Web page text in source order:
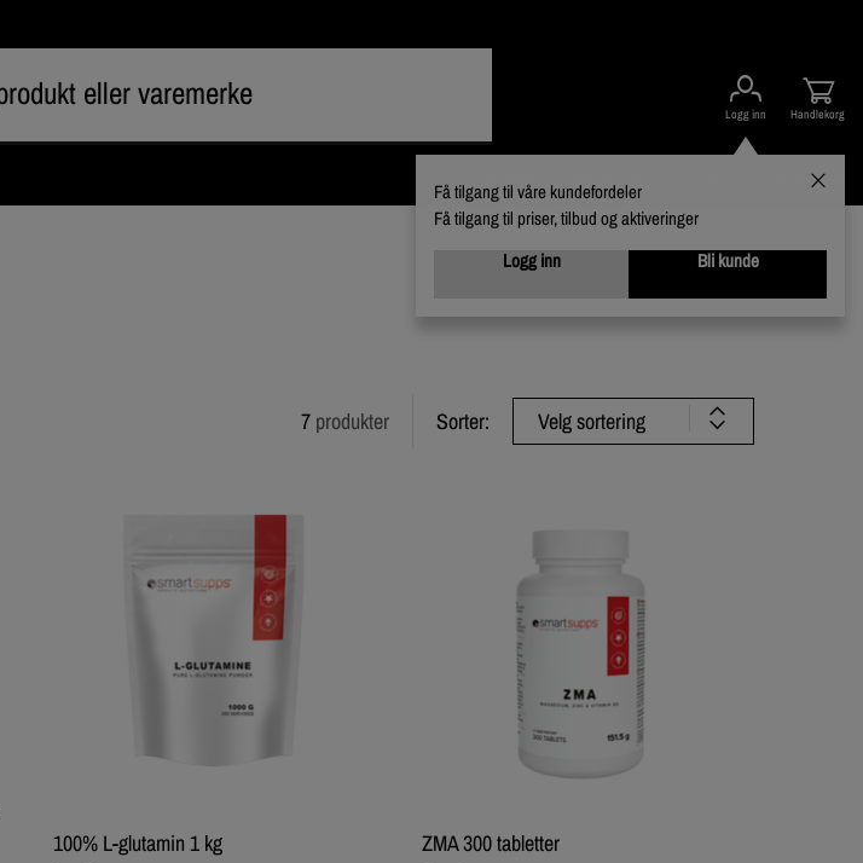
Logg inn
Få tilgang til våre kundefordeler
Få tilgang til priser, tilbud og aktiveringer
Logg inn
Bli kunde
Handlekorg
Varumerker
7 produkter Sorter: Velg sortering
100% L-glutamin 1 kg ZMA 300 tabletter